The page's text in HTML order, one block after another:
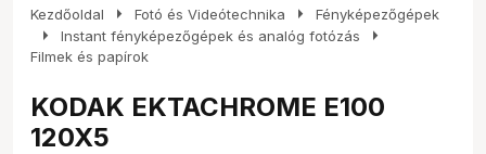
Kezdőoldal arrow_right Fotó és Videótechnika arrow_right Fényképezőgépek
arrow_right Instant fényképezőgépek és analóg fotózás arrow_right
Filmek és papírok
KODAK EKTACHROME E100
120X5